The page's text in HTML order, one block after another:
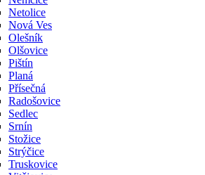
Netolice
Nová Ves
Olešník
Olšovice
Pištín
Planá
Přísečná
Radošovice
Sedlec
Srnín
Stožice
Strýčice
Truskovice